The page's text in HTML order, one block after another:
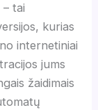
tai
kurias
internetiniai
jums
žaidimais